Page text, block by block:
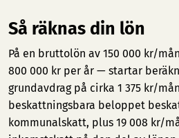
Så räknas din lön
På en bruttolön av 150 000 kr/
800 000 kr per år — startar
grundavdrag på cirka 1 375 kr/
beskattningsbara beloppet
kommunalskatt, plus 19 008 kr/